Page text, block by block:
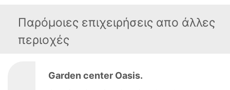
Παρόμοιες επιχειρήσεις απο άλλες
περιοχές
Garden center Oasis.